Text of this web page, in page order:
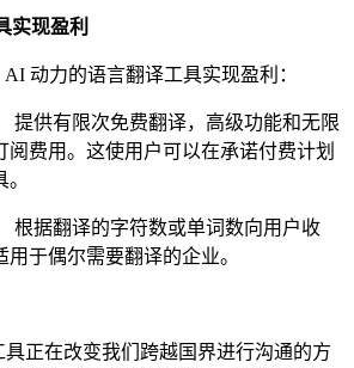
实现盈利
动力的语言翻译工具实现盈利：
提供有限次免费翻译，高级功能和无限
阅费用。这使用户可以在承诺付费计划
根据翻译的字符数或单词数向用户收
用于偶尔需要翻译的企业。
正在改变我们跨越国界进行沟通的方